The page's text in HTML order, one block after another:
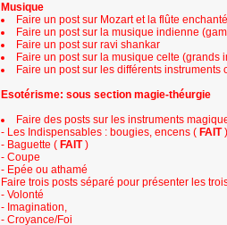
Musique
Faire un post sur Mozart et la flûte enchanté
Faire un post sur la musique indienne
Faire un post sur ravi shankar
Faire un post sur la musique celte (grands
Faire un post sur les différents instruments
Esotérisme: sous section magie-théurgie
Faire des posts sur les instruments
- Les Indispensables : bougies, encens (FAIT)
- Baguette (FAIT)
- Coupe
- Epée ou athamé
Faire trois posts séparé pour présenter les
- Volonté
- Imagination,
- Croyance/Foi